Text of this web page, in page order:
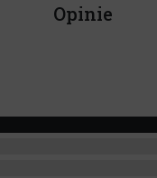
Opinie